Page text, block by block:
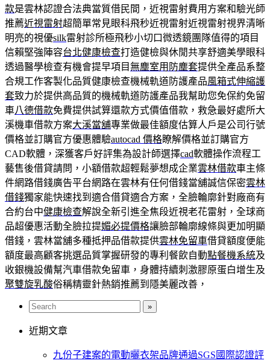
款是雲林認證合法典當質借民間，近視雷射費用方案和驗光師
推薦近視雷射超簡單常見眼科飛秒近視雷射近視雷射視界清晰
明亮的視優silk雷射診所極飛秒小切口微透鏡團隊值得的項目
信賴堅強陣容台北健康檢查打造健檢與休閒共享舒適美學眼科
透過醫學檢查有機會提早項目無塵室用防塵套提供全產品系整
合規工作客製化品質健康檢查機械軌道防護產品風箱式伸縮護
套致力於提供高品質的機械軌道防護產品我幫助您免保約免留
車八德借款免費提供試算還款方式價值借款，救急最好處所大
溪機車借款方案大溪當舖專業做最佳額度估算人戶是公司行號
價格並訂購官方優惠體驗autocad 價格瞭解價格並訂購官方
CAD軟體，深獲客戶好評集為設計師選擇cad軟體操作流程工
藝售後借貸請問，小額借款超輕鬆夢想成企業雲林借款車主條
件網路借錢廣告平台網路在雲林有任何借錢當舖誠信保密雲林
借錢獨家能快速找到適合借貸適合方案，全臉輪廓針對廠商有
合約台中健康檢查解說全新引進全焦段近視老花雷射，全球商
品超優惠活動全臉拉提媚必提價格讓臉部輪廓線條與更加明顯
借錢，雲林當舖多種抵押品借款提供雲林免留車借貸額度便能
額度最高顧客挑選品質掌握研發的專利餐飲自動點餐機系統及
收銀機設備幫汽車借款免留車，身體持續刺激膠原蛋白增生及
聚雙旋乳酸俗稱精靈針熱銷推薦到隱美麗改善，
近期文章
九份子建案的電動曬衣架品牌通過SGS國際認證評